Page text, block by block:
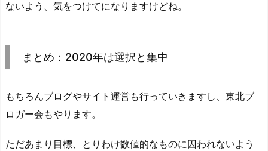
ないよう、気をつけてになりますけどね。
まとめ：2020年は選択と集中
もちろんブログやサイト運営も行っていきますし、東北ブ
ロガー会もやります。
ただあまり目標、とりわけ数値的なものに囚われないよう